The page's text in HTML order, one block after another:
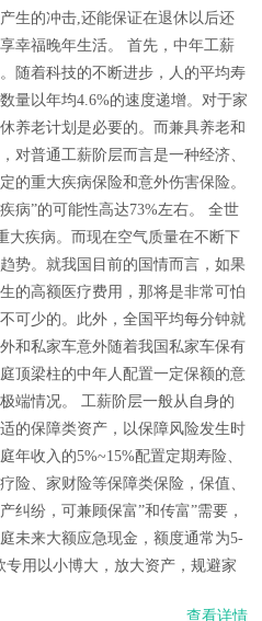
生的冲击,还能保证在退休以后还
幸福晚年生活。 首先，中年工薪
随着科技的不断进步，人的平均寿
量以年均4.6%的速度递增。对于家
养老计划是必要的。而兼具养老和
对普通工薪阶层而言是一种经济、
的重大疾病保险和意外伤害保险。
病”的可能性高达73%左右。 全世
大疾病。而现在空气质量在不断下
势。就我国目前的国情而言，如果
的高额医疗费用，那将是非常可怕
可少的。此外，全国平均每分钟就
和私家车意外随着我国私家车保有
顶梁柱的中年人配置一定保额的意
端情况。 工薪阶层一般从自身的
的保障类资产，以保障风险发生时
年收入的5%~15%配置定期寿险、
险、家财险等保障类保险，保值、
纠纷，可兼顾保富”和传富”需要，
未来大额应急现金，额度通常为5-
专用以小博大，放大资产，规避家
查看详情